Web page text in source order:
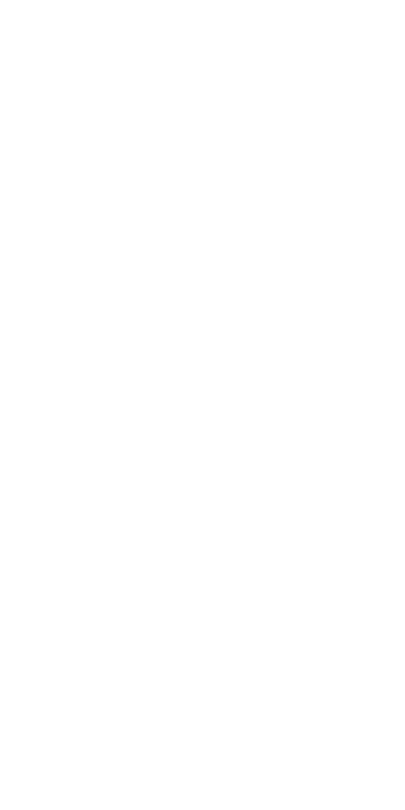
させていただ
了承ください。
き作成されるも
をご了承くださ
ようお願いしま
にご登録され
社の共同利用者
とをご了承くだ
下、フタル酸ジブチ
はありません。
品に未対応品が
年1月12日よ
) : 1000ppm、
、
ない年数を意
貨物等」とい
可)を取得する
要な手段を講じ
通知します。
、取り引きをい
ムロン制御